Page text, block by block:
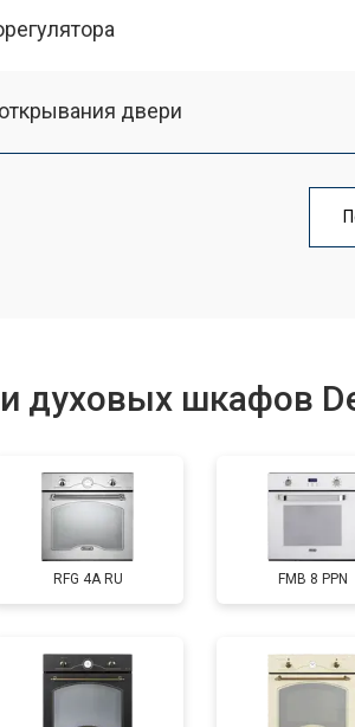
двери
духовых шкафов
RFG 4A RU FMB 8 PPN